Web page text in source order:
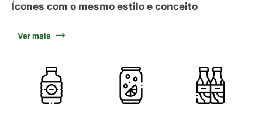
Ícones com o mesmo estilo e conceito
Ver mais